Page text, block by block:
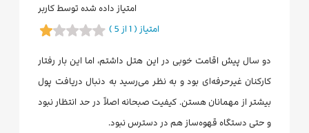
امتیاز داده شده توسط کاربر
امتیاز ( 1 از 5 )
دو سال پیش اقامت خوبی در این هتل داشتم، اما این بار رفتار
کارکنان غیرحرفه‌ای بود و به نظر می‌رسید به دنبال دریافت پول
بیشتر از مهمانان هستن. کیفیت صبحانه اصلاً در حد انتظار نبود
و حتی دستگاه قهوه‌ساز هم در دسترس نبود.